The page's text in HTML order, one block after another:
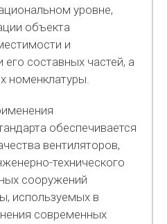
уровне,
объекта
и
составных частей, а
номенклатуры.
обеспечивается
вентиляторов,
технического
сооружений
используемых в
современных